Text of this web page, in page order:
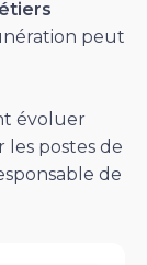
peut
évoluer
les postes de
de